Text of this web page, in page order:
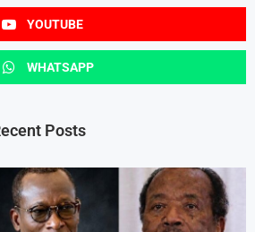
YOUTUBE
WHATSAPP
Posts